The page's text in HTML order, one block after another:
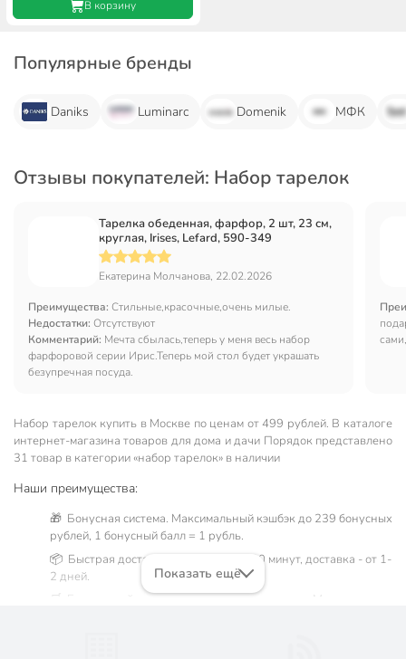
В корзину
Популярные бренды
Daniks Luminarc Domenik МФК
Отзывы покупателей: Набор тарелок
Тарелка обеденная, фарфор, 2 шт, 23 см,
круглая, Irises, Lefard, 590-349
Екатерина Молчанова, 22.02.2026
Преимущества: Стильные,красочные,очень милые.
Недостатки: Отсутствуют
Комментарий: Мечта сбылась,теперь у меня весь набор
фарфоровой серии Ирис.Теперь мой стол будет украшать
безупречная посуда.
Набор тарелок купить в Москве по ценам от 499 рублей. В каталоге
интернет-магазина товаров для дома и дачи Порядок представлено
31 товар в категории «набор тарелок» в наличии
Наши преимущества:
🎁 Бонусная система. Максимальный кэшбэк до 239 бонусных
рублей, 1 бонусный балл = 1 рубль.
📦 Быстрая доставка. Самовывоз от 60 минут, доставка - от 1-
2 дней.
🛒 Бесплатный самовывоз из магазинов города Москва.
Показать ещё